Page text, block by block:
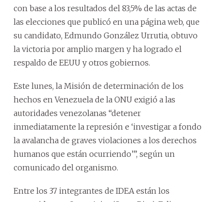
con base a los resultados del 83,5% de las actas de
las elecciones que publicó en una página web, que
su candidato, Edmundo González Urrutia, obtuvo
la victoria por amplio margen y ha logrado el
respaldo de EEUU y otros gobiernos.
Este lunes, la Misión de determinación de los
hechos en Venezuela de la ONU exigió a las
autoridades venezolanas “detener
inmediatamente la represión e ‘investigar a fondo
la avalancha de graves violaciones a los derechos
humanos que están ocurriendo’”, según un
comunicado del organismo.
Entre los 37 integrantes de IDEA están los